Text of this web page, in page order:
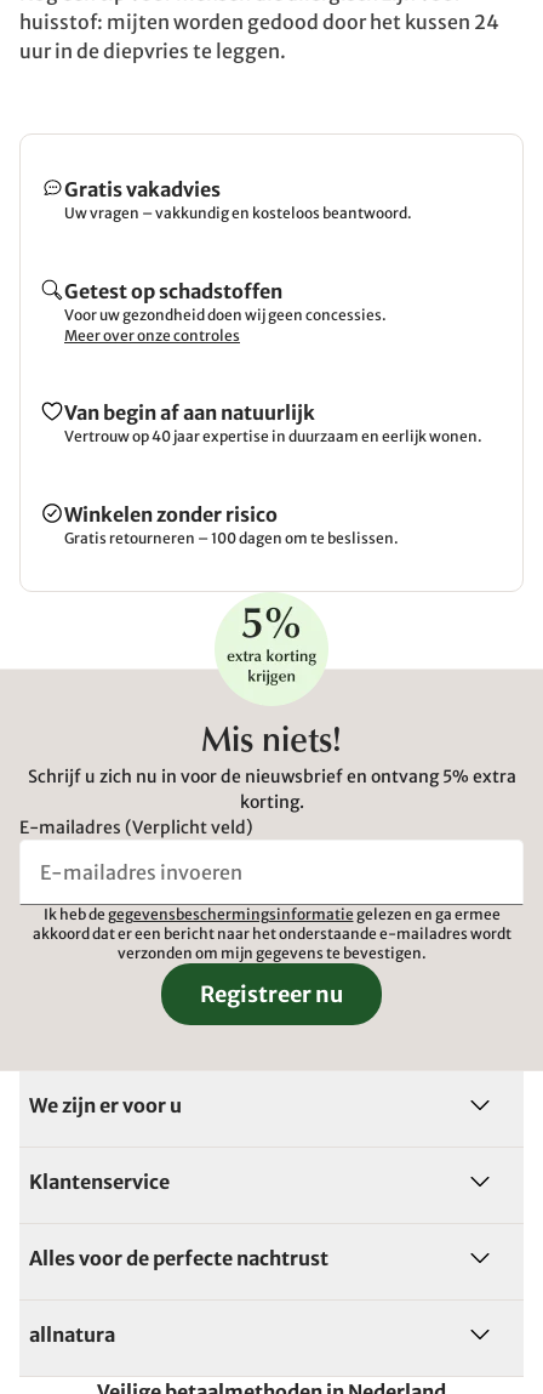
huisstof: mijten worden gedood door het kussen 24
uur in de diepvries te leggen.
Gratis vakadvies
Uw vragen – vakkundig en kosteloos beantwoord.
Getest op schadstoffen
Voor uw gezondheid doen wij geen concessies.
Meer over onze controles
Van begin af aan natuurlijk
Vertrouw op 40 jaar expertise in duurzaam en eerlijk wonen.
Winkelen zonder risico
Gratis retourneren – 100 dagen om te beslissen.
Mis niets!
Schrijf u zich nu in voor de nieuwsbrief en ontvang 5% extra
korting.
E-mailadres (Verplicht veld)
Ik heb de gegevensbeschermingsinformatie gelezen en ga ermee
akkoord dat er een bericht naar het onderstaande e-mailadres wordt
verzonden om mijn gegevens te bevestigen.
Registreer nu
We zijn er voor u
Klantenservice
Alles voor de perfecte nachtrust
allnatura